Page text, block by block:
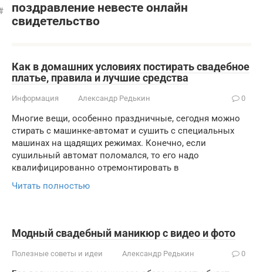
поздравление невесте онлайн
свидетельство
Как в домашних условиях постирать свадебное
платье, правила и лучшие средства
Информация Александр Редькин 0
Многие вещи, особенно праздничные, сегодня можно
стирать с машинке-автомат и сушить с специальных
машинах на щадящих режимах. Конечно, если
сушильный автомат поломался, то его надо
квалифицированно отремонтировать в
Читать полностью
Модный свадебный маникюр с видео и фото
Полезные советы и идеи Александр Редькин 0